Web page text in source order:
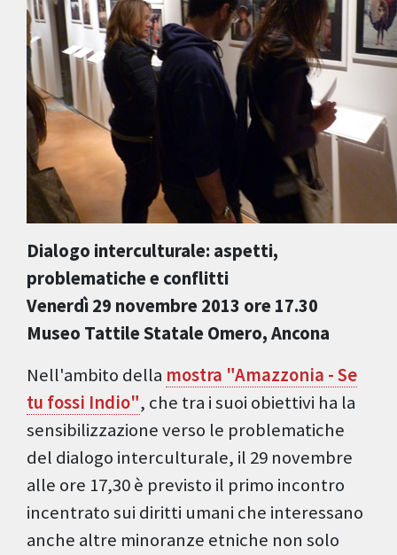
Dialogo interculturale: aspetti,
problematiche e conflitti
Venerdì 29 novembre 2013 ore 17.30
Museo Tattile Statale Omero, Ancona
Nell'ambito della mostra "Amazzonia - Se
tu fossi Indio", che tra i suoi obiettivi ha la
sensibilizzazione verso le problematiche
del dialogo interculturale, il 29 novembre
alle ore 17,30 è previsto il primo incontro
incentrato sui diritti umani che interessano
anche altre minoranze etniche non solo